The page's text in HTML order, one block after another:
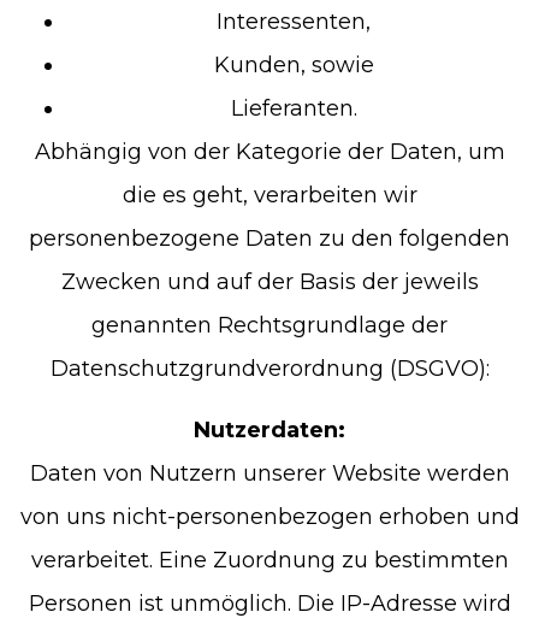
Interessenten,
Kunden, sowie
Lieferanten.
Abhängig von der Kategorie der Daten, um
die es geht, verarbeiten wir
personenbezogene Daten zu den folgenden
Zwecken und auf der Basis der jeweils
genannten Rechtsgrundlage der
Datenschutzgrundverordnung (DSGVO):
Nutzerdaten:
Daten von Nutzern unserer Website werden
von uns nicht-personenbezogen erhoben und
verarbeitet. Eine Zuordnung zu bestimmten
Personen ist unmöglich. Die IP-Adresse wird